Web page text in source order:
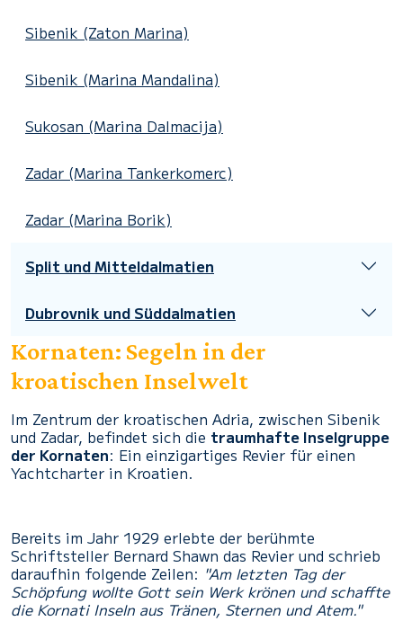
Sibenik (Zaton Marina)
Sibenik (Marina Mandalina)
Sukosan (Marina Dalmacija)
Zadar (Marina Tankerkomerc)
Zadar (Marina Borik)
Split und Mitteldalmatien
Dubrovnik und Süddalmatien
Kornaten: Segeln in der
kroatischen Inselwelt
Im Zentrum der kroatischen Adria, zwischen Sibenik
und Zadar, befindet sich die traumhafte Inselgruppe
der Kornaten: Ein einzigartiges Revier für einen
Yachtcharter in Kroatien.
Bereits im Jahr 1929 erlebte der berühmte
Schriftsteller Bernard Shawn das Revier und schrieb
daraufhin folgende Zeilen: "Am letzten Tag der
Schöpfung wollte Gott sein Werk krönen und schaffte
die Kornati Inseln aus Tränen, Sternen und Atem."